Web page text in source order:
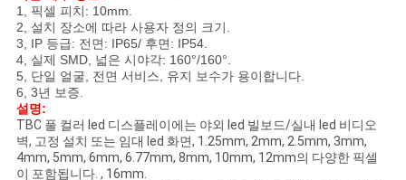
맵
사
생
활
1, 픽셀 피치: 10mm.
2, 설치 장소에 따라 사용자 정의 크기.
3, IP 등급: 전면: IP65/ 후면: IP54.
4, 실제 SMD, 넓은 시야각: 160°/160°.
5, 단일 얼굴, 전면 서비스, 유지 보수가 용이합니다.
6, 3년 보증.
설명:
TBC 풀 컬러 led 디스플레이에는 야외 led 빌보드/실내 led 비디오
벽, 고정 설치 또는 임대 led 화면, 1.25mm, 2mm, 2.5mm, 3mm,
4mm, 5mm, 6mm, 6.77mm, 8mm, 10mm, 12mm의 다양한 픽셀
이 포함됩니다. , 16mm.